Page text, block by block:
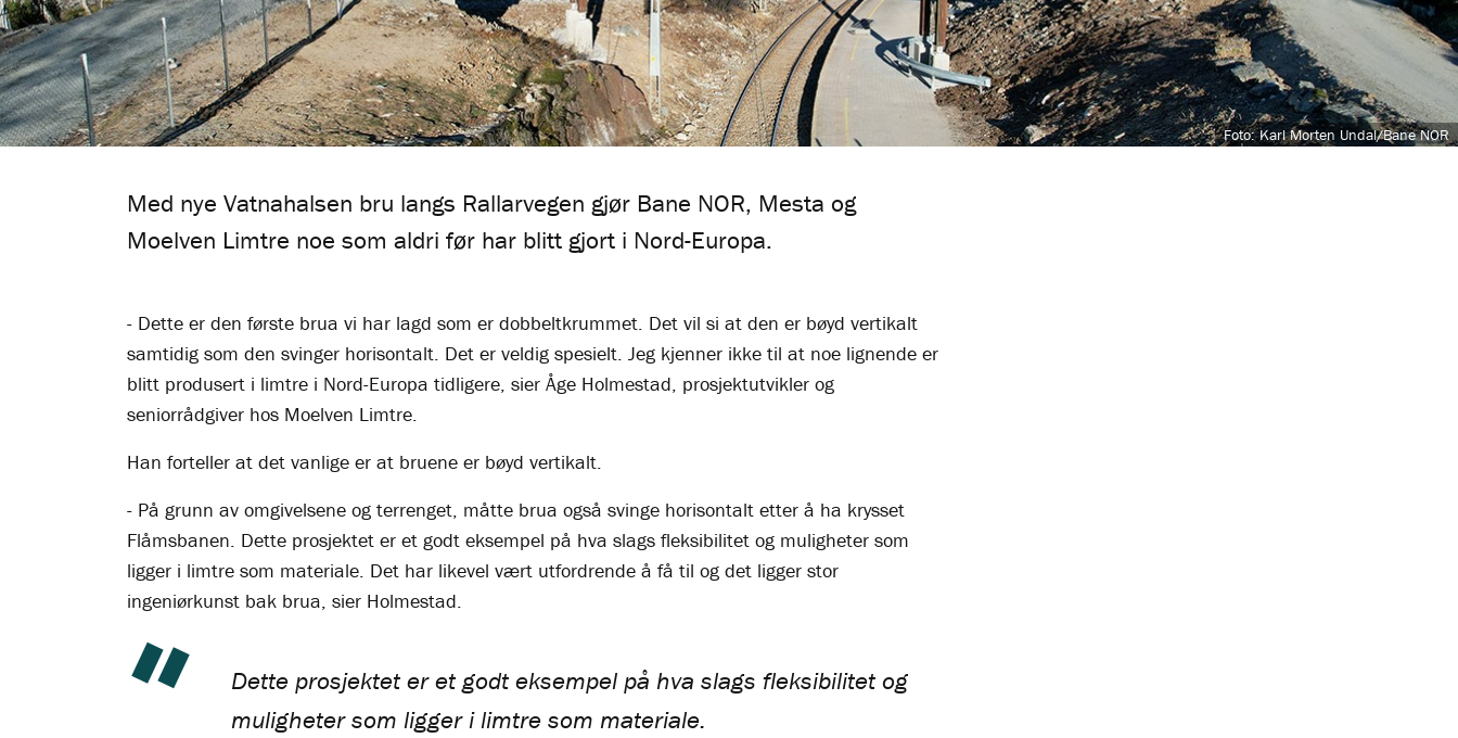
Foto: Karl Morten Undal/Bane NOR
Med nye Vatnahalsen bru langs Rallarvegen gjør Bane NOR, Mesta og
Moelven Limtre noe som aldri før har blitt gjort i Nord-Europa.
- Dette er den første brua vi har lagd som er dobbeltkrummet. Det vil si at den er bøyd vertikalt
samtidig som den svinger horisontalt. Det er veldig spesielt. Jeg kjenner ikke til at noe lignende er
blitt produsert i limtre i Nord-Europa tidligere, sier Åge Holmestad, prosjektutvikler og
seniorrådgiver hos Moelven Limtre.
Han forteller at det vanlige er at bruene er bøyd vertikalt.
- På grunn av omgivelsene og terrenget, måtte brua også svinge horisontalt etter å ha krysset
Flåmsbanen. Dette prosjektet er et godt eksempel på hva slags fleksibilitet og muligheter som
ligger i limtre som materiale. Det har likevel vært utfordrende å få til og det ligger stor
ingeniørkunst bak brua, sier Holmestad.
Dette prosjektet er et godt eksempel på hva slags fleksibilitet og
muligheter som ligger i limtre som materiale.